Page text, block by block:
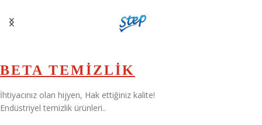
BETA TEMİZLİK
İhtiyacınız olan hijyen, Hak ettiğiniz kalite!
Endüstriyel temizlik ürünleri..